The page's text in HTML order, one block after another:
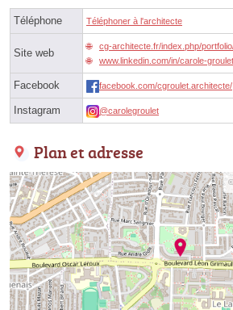
Téléphone Téléphoner à l'architecte
Site web
cg-architecte.fr/index.php/
www.linkedin.com/in/carole-
Facebook facebook.com/cgroulet.architecte/
Instagram @carolegroulet
Plan et adresse